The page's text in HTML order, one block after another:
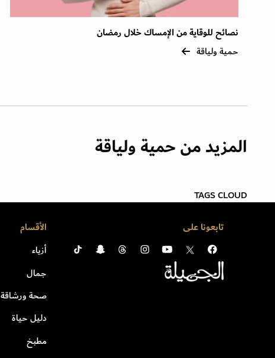
نصائح للوقاية من الإمساك خلال رمضان
حمية ولياقة
المزيد من حمية ولياقة
TAGS CLOUD
تابعونا على الأقسام
أزياء
جمال
صحة ورشاقة
دليل حياة
مطبخ